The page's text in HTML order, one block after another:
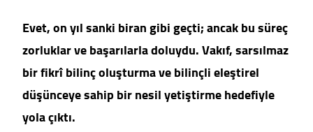
Evet, on yıl sanki biran gibi geçti; ancak bu süreç
zorluklar ve başarılarla doluydu. Vakıf, sarsılmaz
bir fikrî bilinç oluşturma ve bilinçli eleştirel
düşünceye sahip bir nesil yetiştirme hedefiyle
yola çıktı.